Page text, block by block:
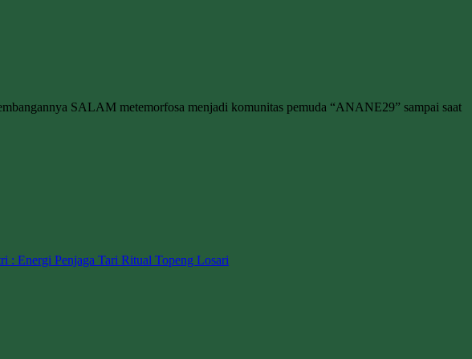
SALAM metemorfosa menjadi komunitas pemuda “ANANE29” sampai saat
: Energi Penjaga Tari Ritual Topeng Losari